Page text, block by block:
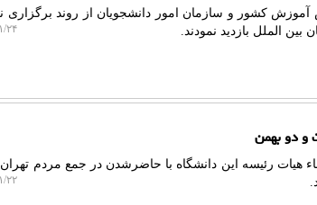
کشور و سازمان امور دانشجویان از روند برگزاری
الملل بازدید نمودند.
۱۴۰۴/
و دو بهمن
هیات رئیسه این دانشگاه با حاضرشدن در جمع مردم
۱۴۰۴/